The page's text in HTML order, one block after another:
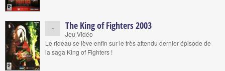
- The King of Fighters 2003
Jeu Vidéo
Le rideau se lève enfin sur le très attendu dernier épisode de
la saga King of Fighters !